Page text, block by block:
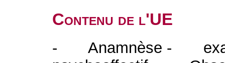
Contenu de l'UE
- Anamnèse -